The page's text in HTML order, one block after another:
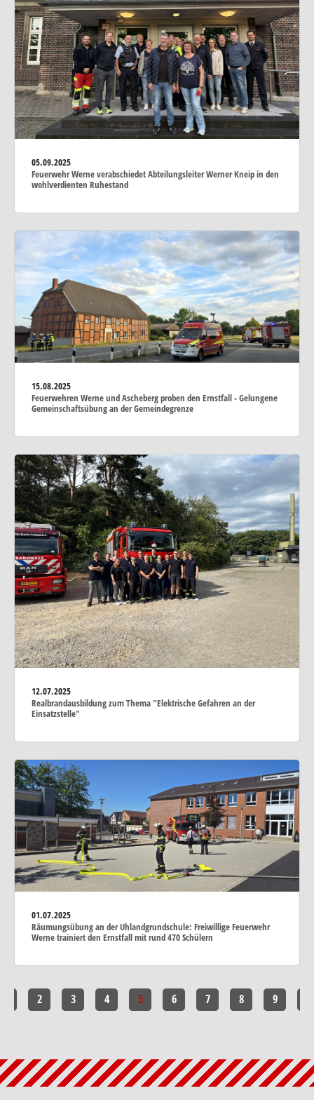
05.09.2025
Feuerwehr Werne verabschiedet Abteilungsleiter Werner Kneip in den
wohlverdienten Ruhestand
15.08.2025
Feuerwehren Werne und Ascheberg proben den Ernstfall - Gelungene
Gemeinschaftsübung an der Gemeindegrenze
12.07.2025
Realbrandausbildung zum Thema "Elektrische Gefahren an der
Einsatzstelle"
01.07.2025
Räumungsübung an der Uhlandgrundschule: Freiwillige Feuerwehr
Werne trainiert den Ernstfall mit rund 470 Schülern
2 3 4 5 6 7 8 9